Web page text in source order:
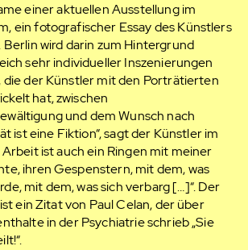
einer aktuellen Ausstellung im
ein fotografischer Essay des Künstlers
Berlin wird darin zum Hintergrund
sehr individueller Inszenierungen
die der Künstler mit den Porträtierten
hat, zwischen
und dem Wunsch nach
ist eine Fiktion“, sagt der Künstler im
Arbeit ist auch ein Ringen mit meiner
ihren Gespenstern, mit dem, was
mit dem, was sich verbarg […]“. Der
ein Zitat von Paul Celan, der über
in der Psychiatrie schrieb „Sie